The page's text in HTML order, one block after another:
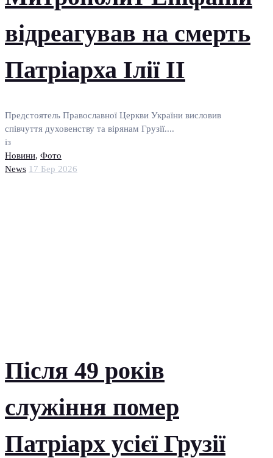
відреагував на смерть
Патріарха Ілії II
Предстоятель Православної Церкви України висловив
співчуття духовенству та вірянам Грузії....
із
Новини, Фото
News 17 Бер 2026
Після 49 років
служіння помер
Патріарх усієї Грузії